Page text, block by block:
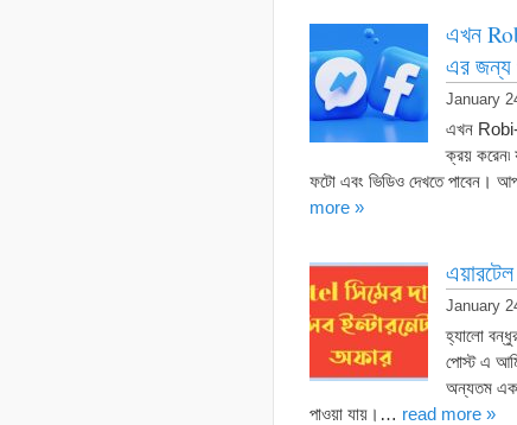
এখন
এর জন্য
January
এখন Robi-
ক্রয় করেন৷
ফটো এবং ভিডিও দেখতে পাবেন।
more »
January
হ্যালো
পোস্ট এ
অন্যতম
পাওয়া যায়।… read more »